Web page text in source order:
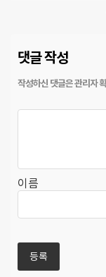
댓글 작성
이름